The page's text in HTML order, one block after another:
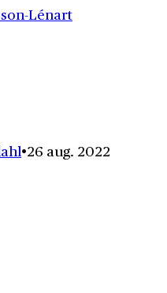
Lénart
26 aug. 2022